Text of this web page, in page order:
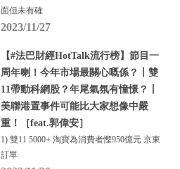
面但未有確
2023/11/27
【#法巴財經HotTalk流行榜】節目一
周年喇！今年市場最關心嘅係？丨雙
11帶動科網股？年尾氣氛有憧憬？丨
美聯港置事件可能比大家想像中嚴
重！［feat.郭偉安］
1) 雙11 5000+ 淘寶為消費者慳950億元 京東
訂單